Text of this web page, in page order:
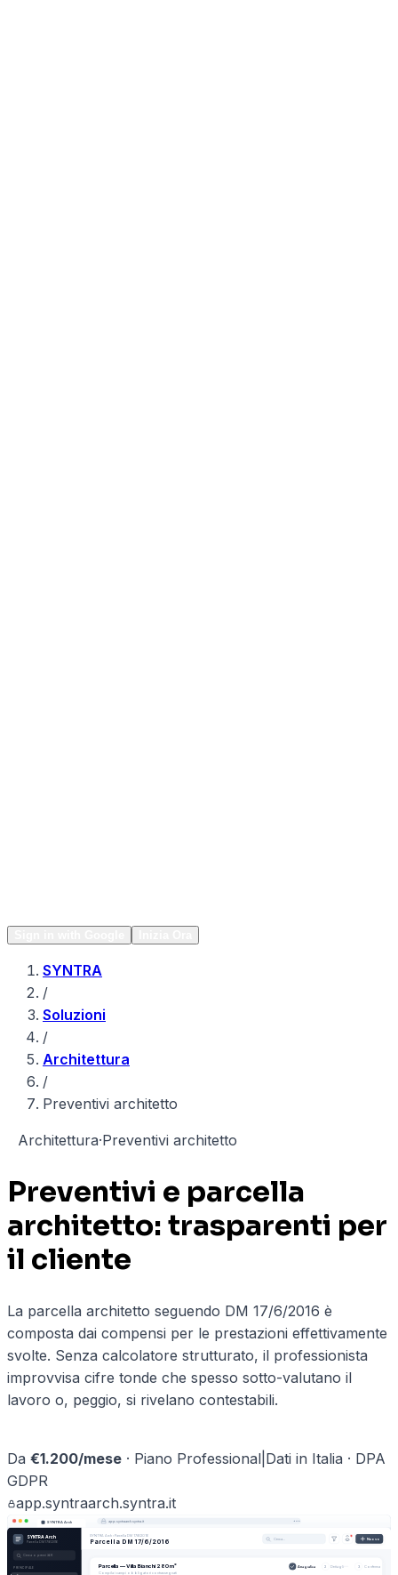
SYNTRA
/
Soluzioni
/
Architettura
/
Preventivi architetto
Architettura·Preventivi architetto
Preventivi e parcella
architetto: trasparenti per
il cliente
La parcella architetto seguendo DM 17/6/2016 è
composta dai compensi per le prestazioni effettivamente
svolte. Senza calcolatore strutturato, il professionista
improvvisa cifre tonde che spesso sotto-valutano il
lavoro o, peggio, si rivelano contestabili.
Da €1.200/mese · Piano Professional Dati in Italia · DPA
GDPR
app.syntraarch.syntra.it
SYNTRA Arch app.syntraarch.syntra.it
SYNTRA Arch
Parcella DM 17/6/2016
Cerca o premi ⌘K
PRINCIPALE
SYNTRA Arch ›Parcella DM 17/6/2016
Parcella DM 17/6/2016 Cerca… Nuovo
Parcella — Villa Bianchi 280 m²
Compila i campi obbligatori contrassegnati
Anagrafica 2 Dettagli 3 Conferma